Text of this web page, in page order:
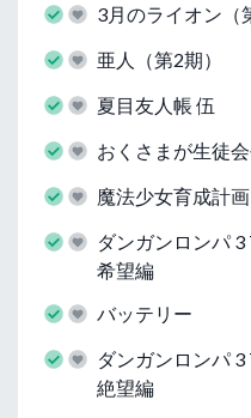
3月のライオン（
亜人（第2期）
夏目友人帳 伍
おくさまが生徒
魔法少女育成計画
ダンガンロンパ 3
希望編
バッテリー
ダンガンロンパ 3
絶望編